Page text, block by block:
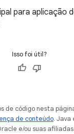
para aplicação
Isso foi útil?
de código nesta
de conteúdo. Java
e/ou suas afiliadas.